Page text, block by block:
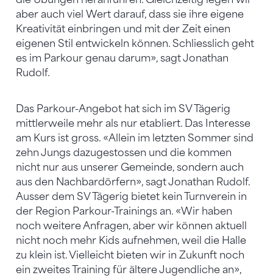
aber auch viel Wert darauf, dass sie ihre eigene
Kreativität einbringen und mit der Zeit einen
eigenen Stil entwickeln können. Schliesslich geht
es im Parkour genau darum», sagt Jonathan
Rudolf.
Das Parkour-Angebot hat sich im SV Tägerig
mittlerweile mehr als nur etabliert. Das Interesse
am Kurs ist gross. «Allein im letzten Sommer sind
zehn Jungs dazugestossen und die kommen
nicht nur aus unserer Gemeinde, sondern auch
aus den Nachbardörfern», sagt Jonathan Rudolf.
Ausser dem SV Tägerig bietet kein Turnverein in
der Region Parkour-Trainings an. «Wir haben
noch weitere Anfragen, aber wir können aktuell
nicht noch mehr Kids aufnehmen, weil die Halle
zu klein ist. Vielleicht bieten wir in Zukunft noch
ein zweites Training für ältere Jugendliche an»,